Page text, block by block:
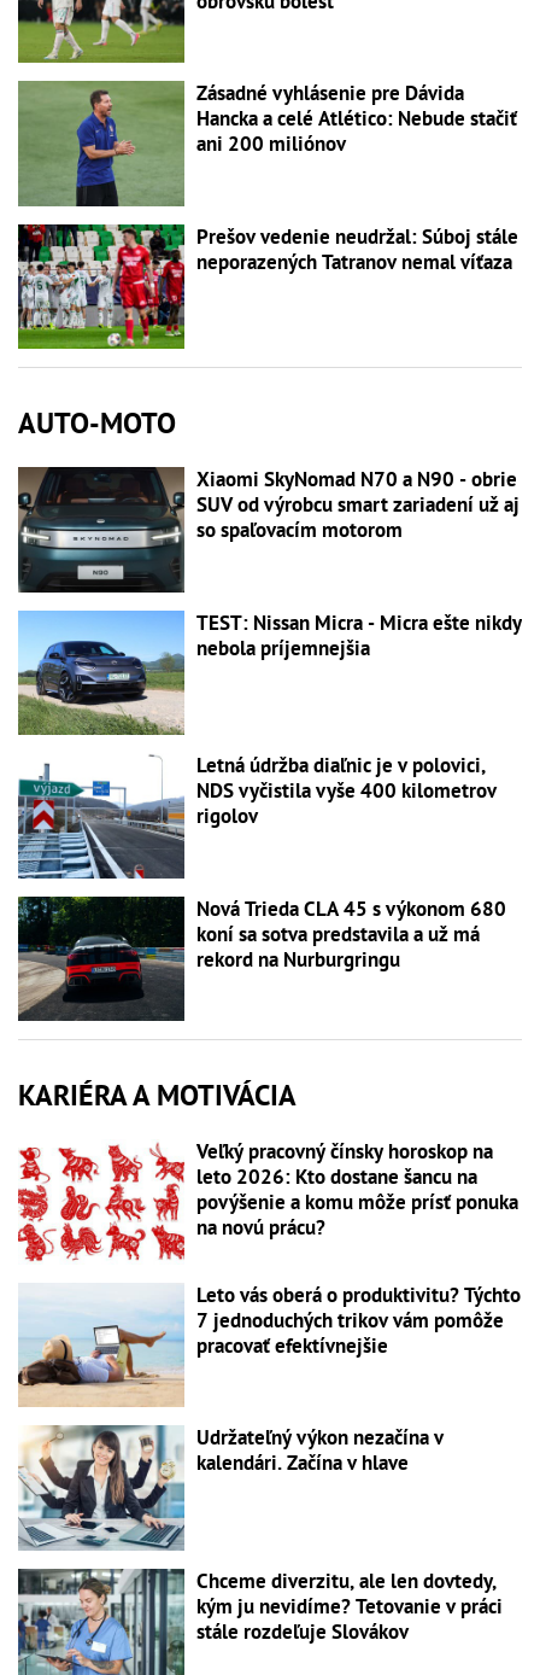
Zásadné vyhlásenie pre Dávida
Hancka a celé Atlético: Nebude stačiť
ani 200 miliónov
Prešov vedenie neudržal: Súboj stále
neporazených Tatranov nemal víťaza
AUTO-MOTO
Xiaomi SkyNomad N70 a N90 - obrie
SUV od výrobcu smart zariadení už aj
so spaľovacím motorom
TEST: Nissan Micra - Micra ešte nikdy
nebola príjemnejšia
Letná údržba diaľnic je v polovici,
NDS vyčistila vyše 400 kilometrov
rigolov
Nová Trieda CLA 45 s výkonom 680
koní sa sotva predstavila a už má
rekord na Nurburgringu
KARIÉRA A MOTIVÁCIA
Veľký pracovný čínsky horoskop na
leto 2026: Kto dostane šancu na
povýšenie a komu môže prísť ponuka
na novú prácu?
Leto vás oberá o produktivitu? Týchto
7 jednoduchých trikov vám pomôže
pracovať efektívnejšie
Udržateľný výkon nezačína v
kalendári. Začína v hlave
Chceme diverzitu, ale len dovtedy,
kým ju nevidíme? Tetovanie v práci
stále rozdeľuje Slovákov